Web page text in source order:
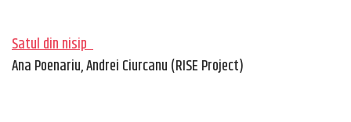
Satul din nisip
Ana Poenariu, Andrei Ciurcanu (RISE Project)